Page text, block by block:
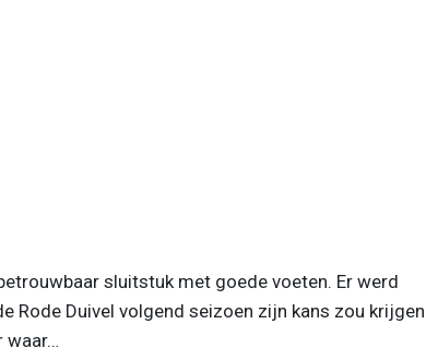
sluitstuk met goede voeten. Er werd
Rode Duivel volgend seizoen zijn kans zou krijgen
waar…